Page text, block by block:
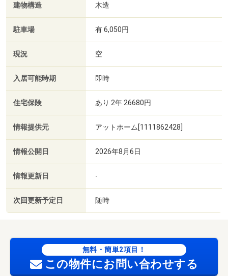
建物構造 木造
駐車場 有 6,050円
現況 空
入居可能時期 即時
住宅保険 あり 2年 26680円
情報提供元 アットホーム[1111862428]
情報公開日 2026年8月6日
情報更新日 -
次回更新予定日 随時
無料・簡単2項目！
この物件にお問い合わせする